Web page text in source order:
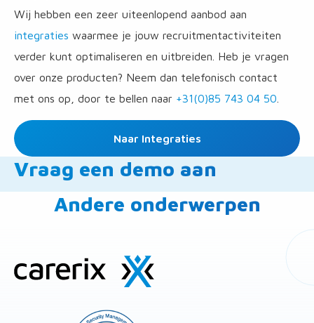
Wij hebben een zeer uiteenlopend aanbod aan
integraties waarmee je jouw recruitmentactiviteiten
verder kunt optimaliseren en uitbreiden. Heb je vragen
over onze producten? Neem dan telefonisch contact
met ons op, door te bellen naar +31(0)85 743 04 50
Naar Integraties
Vraag een demo aan
Andere onderwerpen
Site
footer